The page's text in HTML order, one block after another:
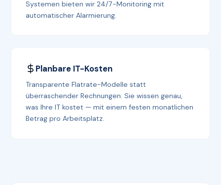
Systemen bieten wir 24/7-Monitoring mit
automatischer Alarmierung.
Planbare IT-Kosten
Transparente Flatrate-Modelle statt
überraschender Rechnungen. Sie wissen genau,
was Ihre IT kostet — mit einem festen monatlichen
Betrag pro Arbeitsplatz.